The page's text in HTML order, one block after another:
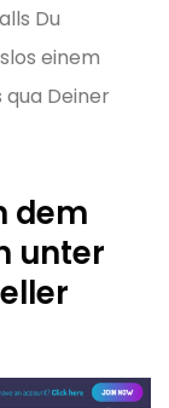
Du
einem
qua Deiner
dem
unter